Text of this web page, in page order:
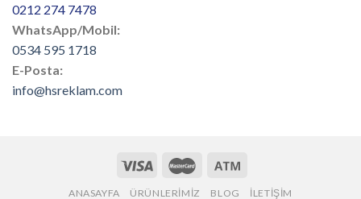
0212 274 7478
WhatsApp/Mobil:
0534 595 1718
E-Posta:
info@hsreklam.com
ANASAYFA ÜRÜNLERİMİZ BLOG İLETIŞIM